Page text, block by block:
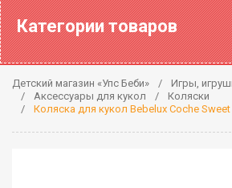
Категории товаров
Детский магазин «Упс Беби»
Игры,
Аксессуары для кукол
Коляски
Коляска для кукол Bebelux Coche